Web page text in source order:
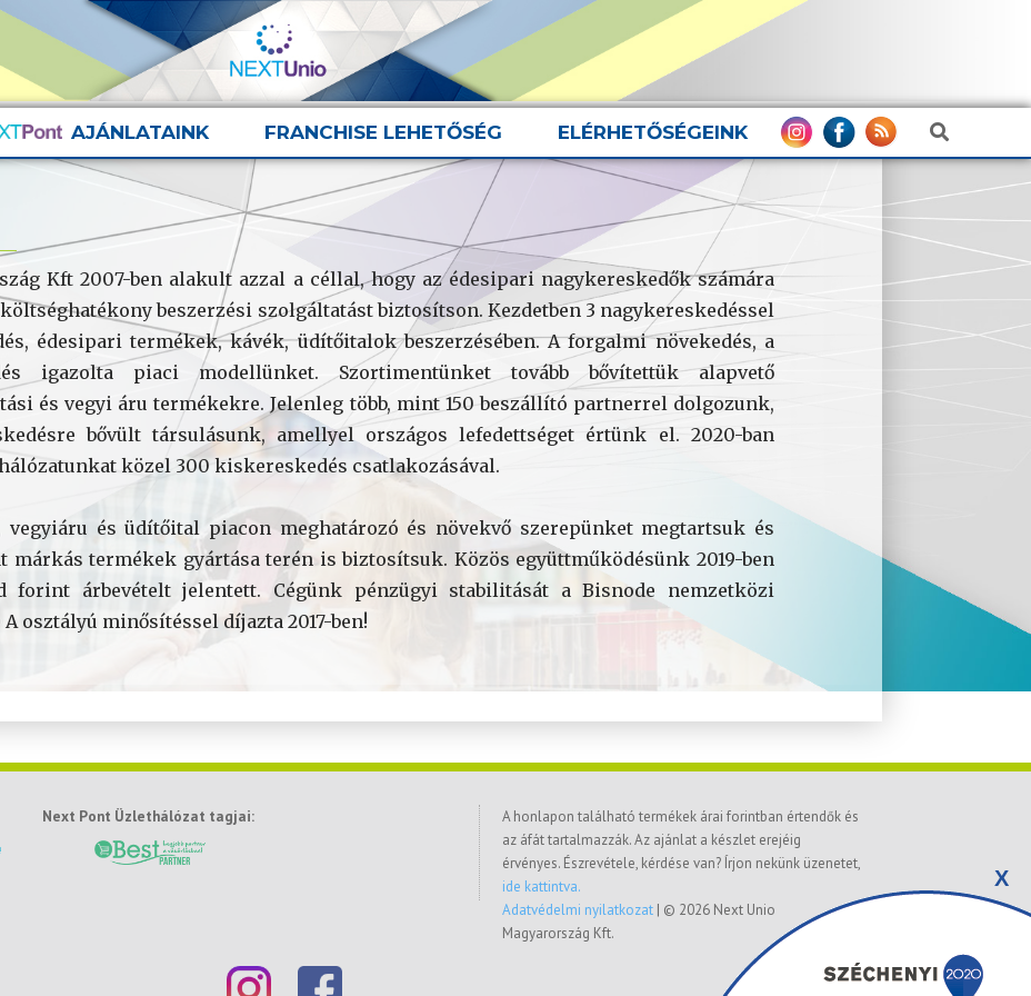
AJÁNLATAINK FRANCHISE LEHETŐSÉG ELÉRHETŐSÉGEINK
Kft 2007-ben alakult azzal a céllal, hogy az édesipari nagykereskedők számára
beszerzési szolgáltatást biztosítson. Kezdetben 3 nagykereskedéssel
édesipari termékek, kávék, üdítőitalok beszerzésében. A forgalmi növekedés, a
igazolta piaci modellünket. Szortimentünket tovább bővítettük alapvető
és vegyi áru termékekre. Jelenleg több, mint 150 beszállító partnerrel dolgozunk,
bővült társulásunk, amellyel országos lefedettséget értünk el. 2020-ban
közel 300 kiskereskedés csatlakozásával.
vegyiáru és üdítőital piacon meghatározó és növekvő szerepünket megtartsuk és
márkás termékek gyártása terén is biztosítsuk. Közös együttműködésünk 2019-ben
árbevételt jelentett. Cégünk pénzügyi stabilitását a Bisnode nemzetközi
osztályú minősítéssel díjazta 2017-ben!
Next Pont Üzlethálózat tagjai:
A honlapon található termékek árai forintban értendők és
az áfát tartalmazzák. Az ajánlat a készlet erejéig
érvényes. Észrevétele, kérdése van? Írjon nekünk üzenetet,
ide kattintva.
Adatvédelmi nyilatkozat | © 2026 Next Unio
Magyarország Kft.
X